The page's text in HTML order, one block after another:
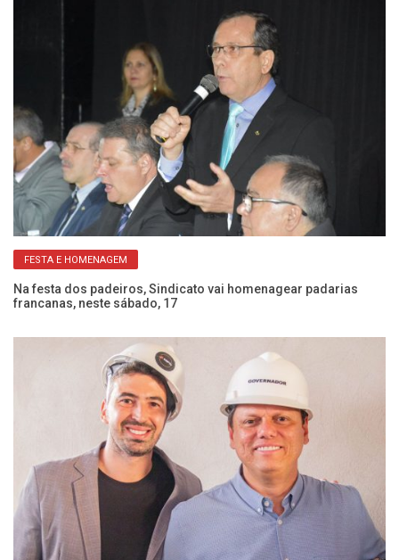
FESTA E HOMENAGEM
Na festa dos padeiros, Sindicato vai homenagear padarias
francanas, neste sábado, 17